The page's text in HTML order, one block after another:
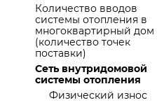
Количество вводов
системы отопления в
многоквартирный дом
(количество точек
поставки)
Сеть внутридомовой
системы отопления
Физический износ